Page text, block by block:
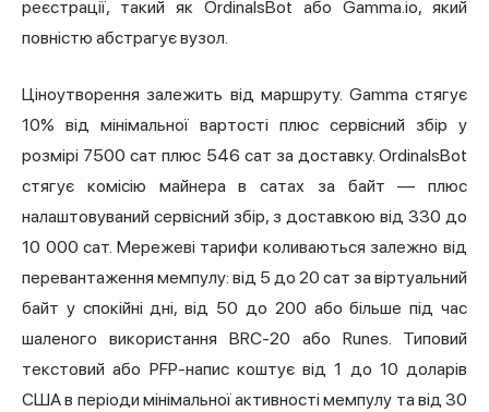
реєстрації, такий як OrdinalsBot або Gamma.io, який
повністю абстрагує вузол.
Ціноутворення залежить від маршруту. Gamma стягує
10% від мінімальної вартості плюс сервісний збір у
розмірі 7500 сат плюс 546 сат за доставку. OrdinalsBot
стягує комісію майнера в сатах за байт — плюс
налаштовуваний сервісний збір, з доставкою від 330 до
10 000 сат. Мережеві тарифи коливаються залежно від
перевантаження мемпулу: від 5 до 20 сат за віртуальний
байт у спокійні дні, від 50 до 200 або більше під час
шаленого використання BRC-20 або Runes. Типовий
текстовий або PFP-напис коштує від 1 до 10 доларів
США в періоди мінімальної активності мемпулу та від 30